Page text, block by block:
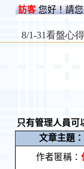
訪客您好！請
只有管理人員可
文章主題
作者匿稱：